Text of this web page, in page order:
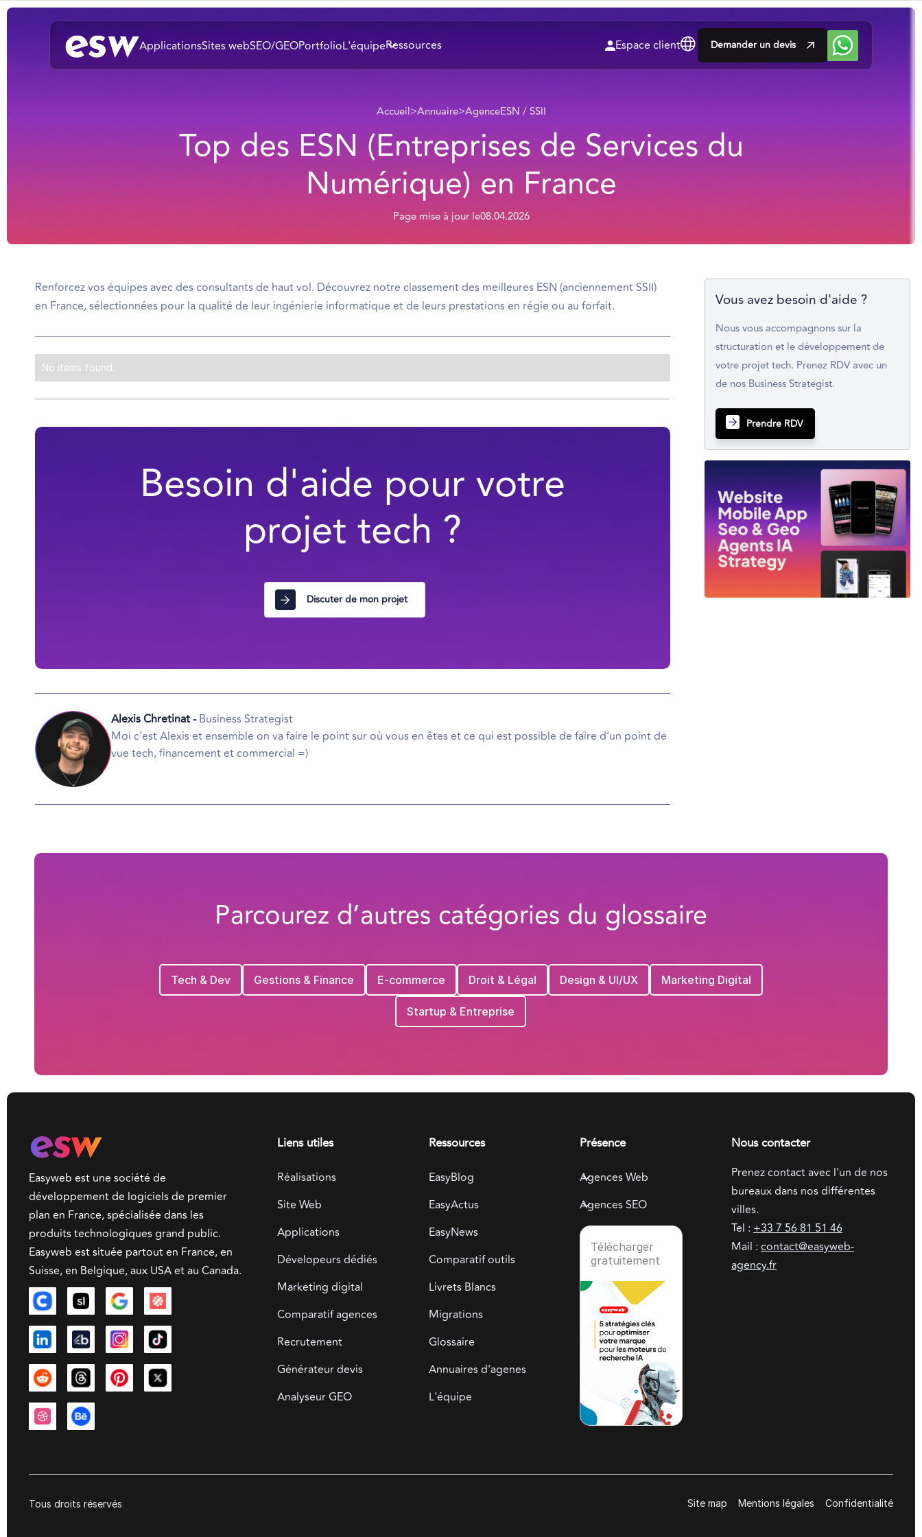
ApplicationsSites webSEO/GEOPortfolioL'équipeRessources Espace client Demander un devis
Accueil>Annuaire>AgenceESN / SSII
Top des ESN (Entreprises de Services du
Numérique) en France
Page mise à jour le08.04.2026
Renforcez vos équipes avec des consultants de haut vol. Découvrez notre classement des meilleures ESN (anciennement SSII)
en France, sélectionnées pour la qualité de leur ingénierie informatique et de leurs prestations en régie ou au forfait.
No items found.
Besoin d'aide pour votre
projet tech ?
Discuter de mon projet
Alexis Chretinat -Business Strategist
Moi c’est Alexis et ensemble on va faire le point sur où vous en êtes et ce qui est possible de faire d’un point de
vue tech, financement et commercial =)
Vous avez besoin d'aide ?
Nous vous accompagnons sur la
structuration et le développement de
votre projet tech. Prenez RDV avec un
de nos Business Strategist.
Prendre RDV
Parcourez d’autres catégories du glossaire
Tech & Dev Gestions & Finance E-commerce Droit & Légal Design & UI/UX Marketing Digital
Startup & Entreprise
Easyweb est une société de
développement de logiciels de premier
plan en France, spécialisée dans les
produits technologiques grand public.
Easyweb est située partout en France, en
Suisse, en Belgique, aux USA et au Canada.
Liens utiles
Réalisations
Site Web
Applications
Dévelopeurs dédiés
Marketing digital
Comparatif agences
Recrutement
Générateur devis
Analyseur GEO
Ressources
EasyBlog
EasyActus
EasyNews
Comparatif outils
Livrets Blancs
Migrations
Glossaire
Annuaires d'agenes
L'équipe
Présence
Agences Web
Agences SEO
Télécharger
gratuitement
Nous contacter
Prenez contact avec l'un de nos
bureaux dans nos différentes
villes.
Tel : +33 7 56 81 51 46
Mail :contact@easyweb-
agency.fr
Tous droits réservés Site map Mentions légales Confidentialité